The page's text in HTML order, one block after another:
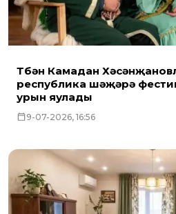
Түбән Камадан
республика шәҗәрә
урын яулады
9-07-2026, 16:56